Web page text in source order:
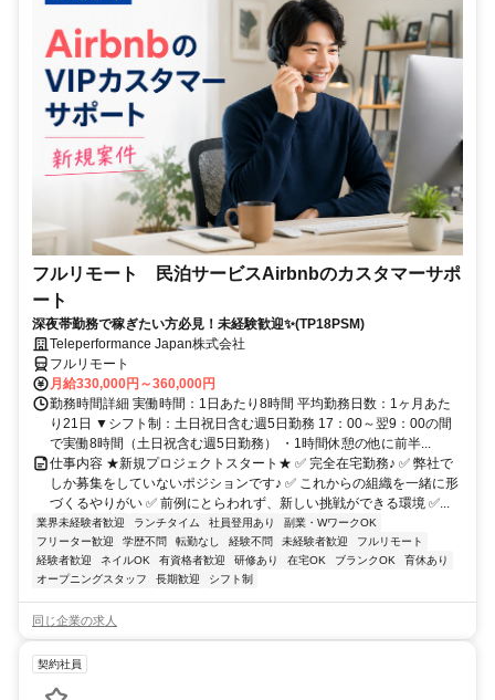
フルリモート 民泊サービスAirbnbのカスタマーサポ
ート
深夜帯勤務で稼ぎたい方必見！未経験歓迎✨(TP18PSM)
Teleperformance Japan株式会社
フルリモート
月給330,000円～360,000円
勤務時間詳細 実働時間：1日あたり8時間 平均勤務日数：1ヶ月あた
り21日 ▼シフト制：土日祝日含む週5日勤務 17：00～翌9：00の間
で実働8時間（土日祝含む週5日勤務） ・1時間休憩の他に前半...
仕事内容 ★新規プロジェクトスタート★ ✅ 完全在宅勤務♪ ✅ 弊社で
しか募集をしていないポジションです♪ ✅ これからの組織を一緒に形
づくるやりがい ✅ 前例にとらわれず、新しい挑戦ができる環境 ✅...
業界未経験者歓迎 ランチタイム 社員登用あり
副業・WワークOK
フリーター歓迎
学歴不問 転勤なし 経験不問 未経験者歓迎
フルリモート
経験者歓迎
ネイルOK 有資格者歓迎 研修あり 在宅OK ブランクOK
育休あり
オープニングスタッフ
長期歓迎 シフト制
同じ企業の求人
契約社員